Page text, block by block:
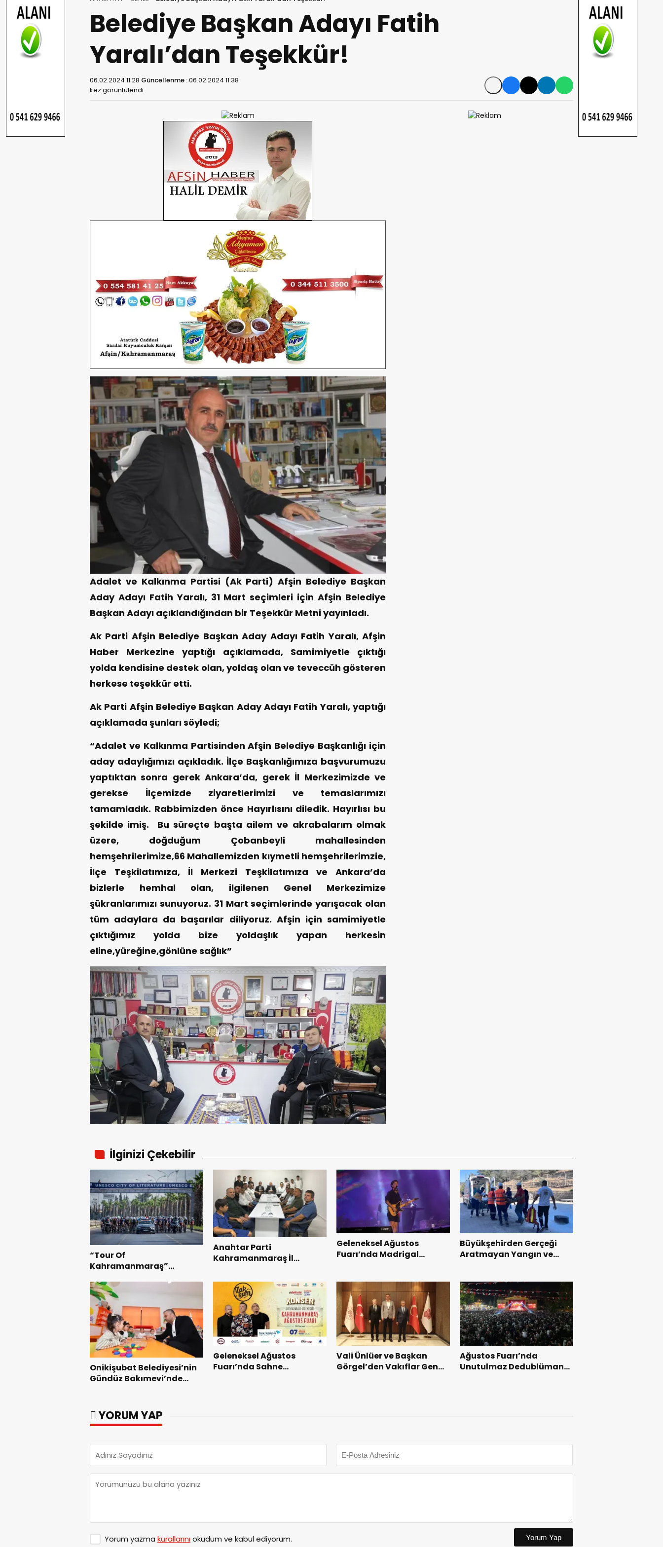
Belediye Başkan Adayı Fatih
Yaralı’dan Teşekkür!
06.02.2024 11:28 Güncellenme :06.02.2024 11:38
kez görüntülendi
Adalet ve Kalkınma Partisi (Ak Parti) Afşin Belediye Başkan
Aday Adayı Fatih Yaralı, 31 Mart seçimleri için Afşin Belediye
Başkan Adayı açıklandığından bir Teşekkür Metni yayınladı.
Ak Parti Afşin Belediye Başkan Aday Adayı Fatih Yaralı, Afşin
Haber Merkezine yaptığı açıklamada, Samimiyetle çıktığı
yolda kendisine destek olan, yoldaş olan ve teveccüh gösteren
herkese teşekkür etti.
Ak Parti Afşin Belediye Başkan Aday Adayı Fatih Yaralı, yaptığı
açıklamada şunları söyledi;
“Adalet ve Kalkınma Partisinden Afşin Belediye Başkanlığı için
aday adaylığımızı açıkladık. İlçe Başkanlığımıza başvurumuzu
yaptıktan sonra gerek Ankara’da, gerek İl Merkezimizde ve
gerekse İlçemizde ziyaretlerimizi ve temaslarımızı
tamamladık. Rabbimizden önce Hayırlısını diledik. Hayırlısı bu
şekilde imiş. Bu süreçte başta ailem ve akrabalarım olmak
üzere, doğduğum Çobanbeyli mahallesinden
hemşehrilerimize,66 Mahallemizden kıymetli hemşehrilerimzie,
İlçe Teşkilatımıza, İl Merkezi Teşkilatımıza ve Ankara’da
bizlerle hemhal olan, ilgilenen Genel Merkezimize
şükranlarımızı sunuyoruz. 31 Mart seçimlerinde yarışacak olan
tüm adaylara da başarılar diliyoruz. Afşin için samimiyetle
çıktığımız yolda bize yoldaşlık yapan herkesin
eline,yüreğine,gönlüne sağlık”
İlginizi Çekebilir
“Tour Of
Kahramanmaraş”
Turnuvası Tamamlandı.
Anahtar Parti
Kahramanmaraş İl
Teşkilatı ile buluştu.
Geleneksel Ağustos
Fuarı’nda Madrigal
Büyükşehirden Gerçeği
Aratmayan Yangın ve
Onikişubat Belediyesi’nin
Gündüz Bakımevi’nde
Geleneksel Ağustos
Fuarı’nda Sahne
Vali Ünlüer ve Başkan
Görgel’den Vakıflar Genel
Ağustos Fuarı’nda
Unutulmaz Dedublüman
YORUM YAP
Yorum yazma kurallarınıokudum ve kabul ediyorum. Yorum Yap